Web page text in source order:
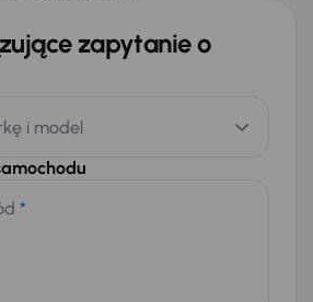
zapytanie o
i model
*